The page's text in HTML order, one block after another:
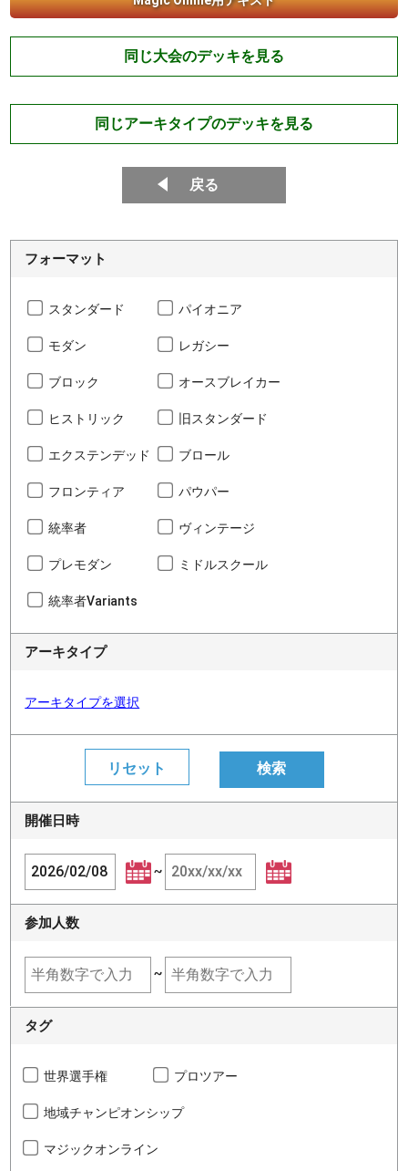
同じ大会のデッキを見る
同じアーキタイプのデッキを見る
戻る
フォーマット
スタンダード パイオニア
モダン レガシー
ブロック オースブレイカー
ヒストリック 旧スタンダード
エクステンデッド ブロール
フロンティア パウパー
統率者 ヴィンテージ
プレモダン ミドルスクール
統率者Variants
アーキタイプ
アーキタイプを選択
開催日時
~
参加人数
~
タグ
世界選手権 プロツアー
地域チャンピオンシップ
マジックオンライン